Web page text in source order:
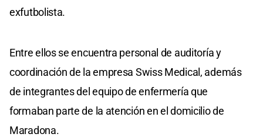
exfutbolista.
Entre ellos se encuentra personal de auditoría y
coordinación de la empresa Swiss Medical, además
de integrantes del equipo de enfermería que
formaban parte de la atención en el domicilio de
Maradona.